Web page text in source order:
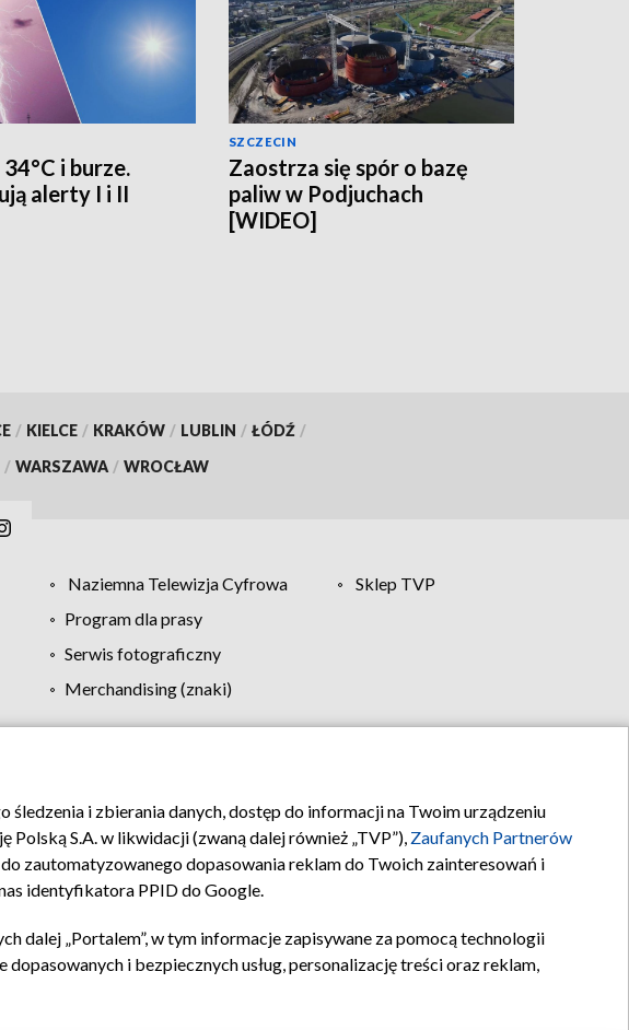
i burze.
alerty I i II
SZCZECIN
Zaostrza się spór o bazę
paliw w Podjuchach
[WIDEO]
/ KIELCE / KRAKÓW / LUBLIN / ŁÓDŹ /
/ WARSZAWA / WROCŁAW
Naziemna Telewizja Cyfrowa
Sklep TVP
Program dla prasy
Serwis fotograficzny
Merchandising (znaki)
Biuro reklamy Kontakt
i zbierania danych, dostęp do informacji na Twoim urządzeniu
S.A. w likwidacji (zwaną dalej również „TVP”), Zaufanych Partnerów
zautomatyzowanego dopasowania reklam do Twoich zainteresowań i
identyfikatora PPID do Google.
dalej „Portalem”, w tym informacje zapisywane za pomocą technologii
i bezpiecznych usług, personalizację treści oraz reklam,